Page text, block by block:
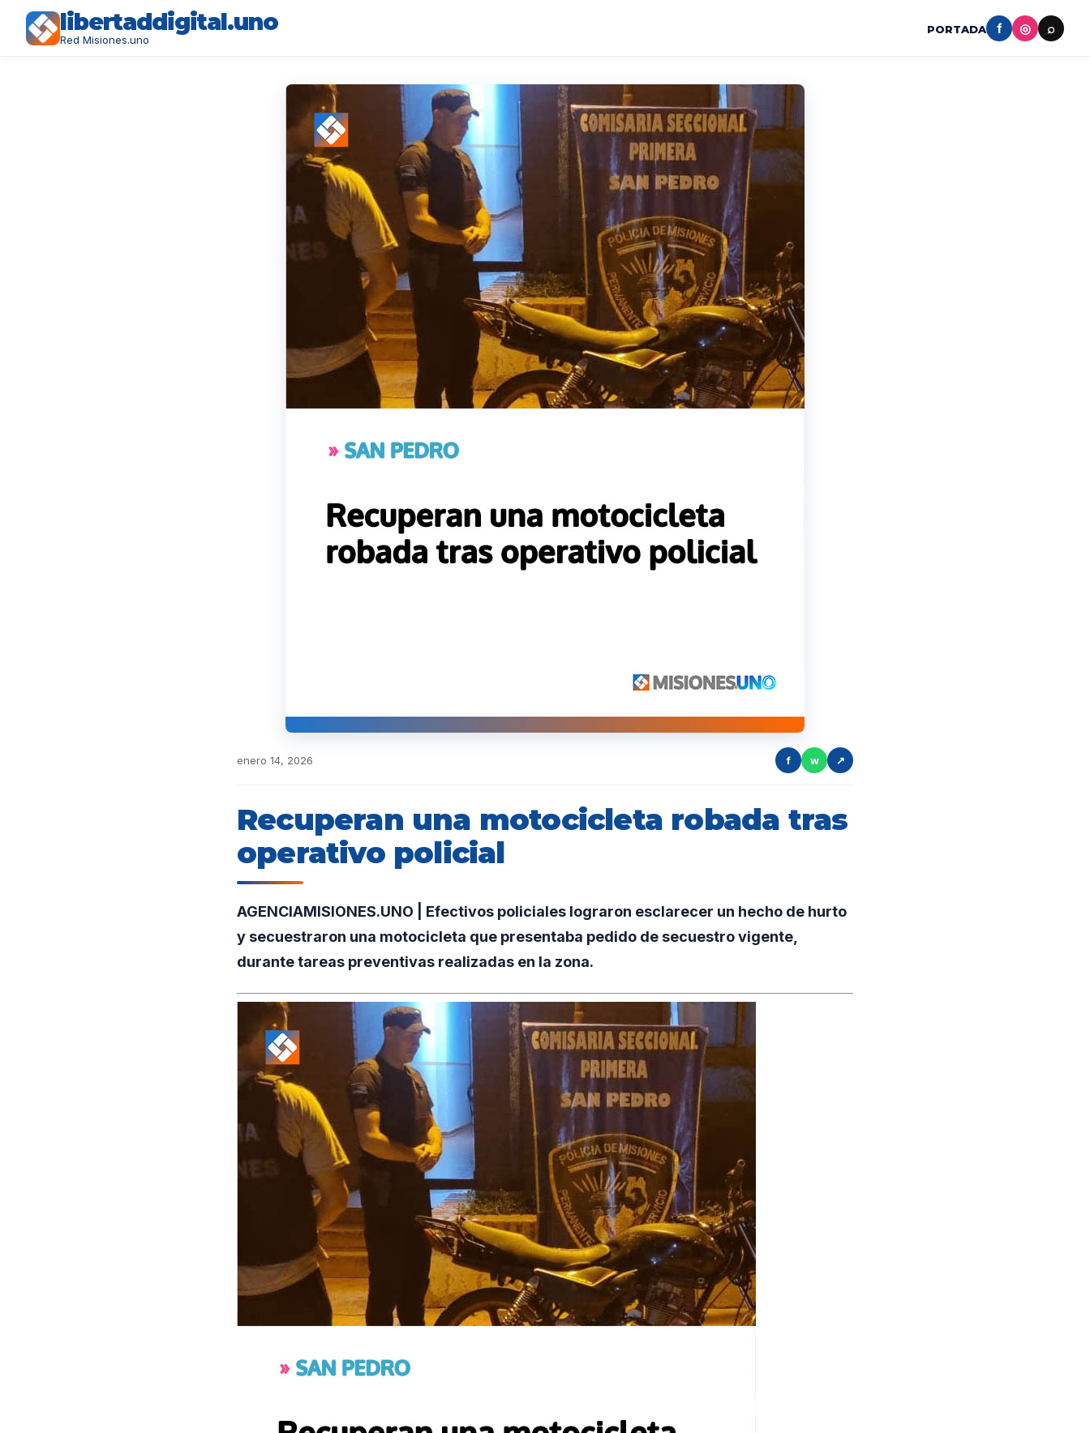
libertaddigital.uno
Red Misiones.uno
PORTADA f ◎ ⌕
enero 14, 2026 f w ↗
Recuperan una motocicleta robada tras
operativo policial
AGENCIAMISIONES.UNO | Efectivos policiales lograron esclarecer un hecho de hurto
y secuestraron una motocicleta que presentaba pedido de secuestro vigente,
durante tareas preventivas realizadas en la zona.